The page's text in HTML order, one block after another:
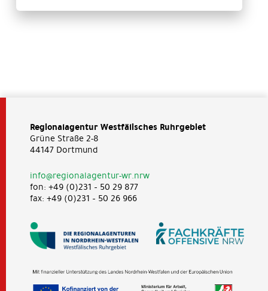
Regionalagentur Westfälisches Ruhrgebiet
Grüne Straße 2-8
44147 Dortmund
info@regionalagentur-wr.nrw
fon: +49 (0)231 – 50 29 877
fax: +49 (0)231 – 50 26 966